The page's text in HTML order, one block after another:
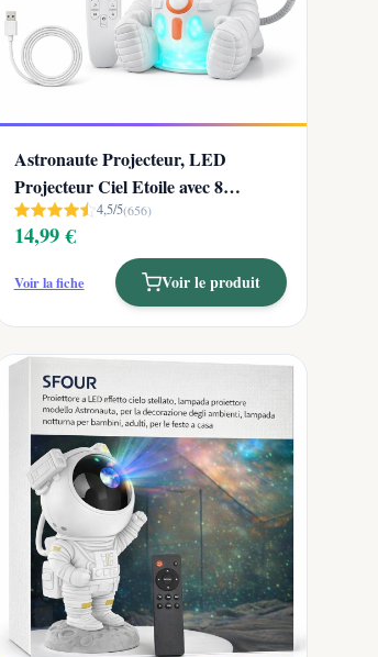
Astronaute Projecteur, LED
Projecteur Ciel Etoile avec 8
Modes...
4,5/5(656)
14,99 €
Voir la fiche Voir le produit